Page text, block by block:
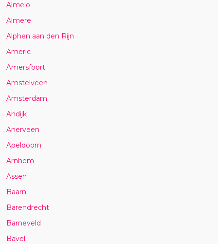
Almelo
Almere
Alphen aan den Rijn
Americ
Amersfoort
Amstelveen
Amsterdam
Andijk
Anerveen
Apeldoorn
Arnhem
Assen
Baarn
Barendrecht
Barneveld
Bavel